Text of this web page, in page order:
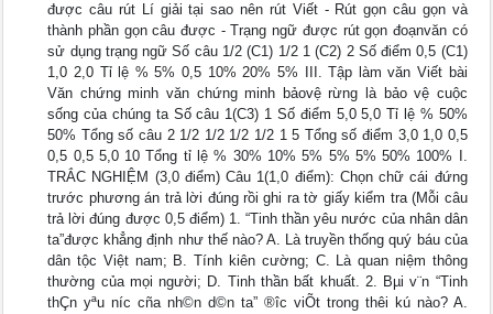
được câu rút Lí giải tại sao nên rút Viết - Rút gọn câu gọn và
thành phần gọn câu được - Trạng ngữ được rút gọn đoạnvăn có
sử dụng trạng ngữ Số câu 1/2 (C1) 1/2 1 (C2) 2 Số điểm 0,5 (C1)
1,0 2,0 Tỉ lệ % 5% 0,5 10% 20% 5% III. Tập làm văn Viết bài
Văn chứng minh văn chứng minh bảovệ rừng là bảo vệ cuộc
sống của chúng ta Số câu 1(C3) 1 Số điểm 5,0 5,0 Tỉ lệ % 50%
50% Tổng số câu 2 1/2 1/2 1/2 1/2 1 5 Tổng số điểm 3,0 1,0 0,5
0,5 0,5 5,0 10 Tổng tỉ lệ % 30% 10% 5% 5% 5% 50% 100% I.
TRẮC NGHIỆM (3,0 điểm) Câu 1(1,0 điểm): Chọn chữ cái đứng
trước phương án trả lời đúng rồi ghi ra tờ giấy kiểm tra (Mỗi câu
trả lời đúng được 0,5 điểm) 1. “Tinh thần yêu nước của nhân dân
ta”được khẳng định như thế nào? A. Là truyền thống quý báu của
dân tộc Việt nam; B. Tính kiên cường; C. Là quan niệm thông
thường của mọi người; D. Tinh thần bất khuất. 2. Bµi v¨n “Tinh
thÇn yªu n­íc cña nh©n d©n ta” ®­îc viÕt trong thêi kú nào? A.